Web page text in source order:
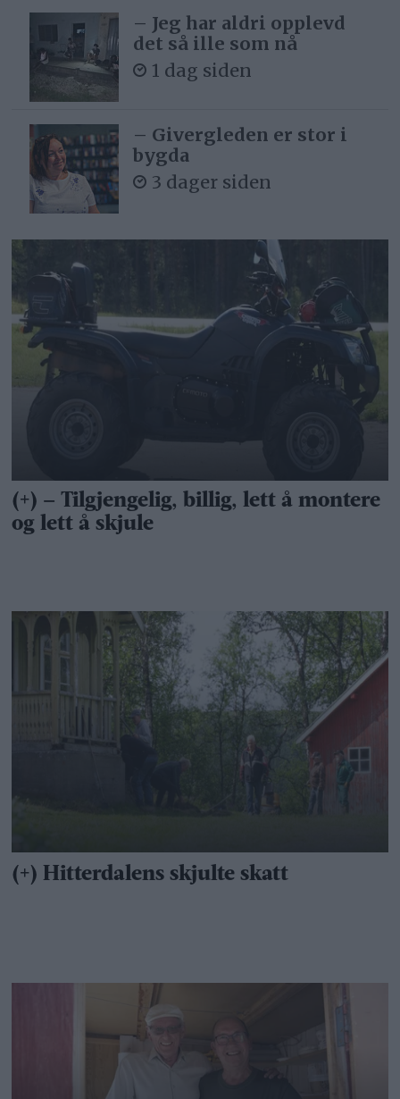
– Jeg har aldri opplevd
det så ille som nå
1 dag siden
– Givergleden er stor i
bygda
3 dager siden